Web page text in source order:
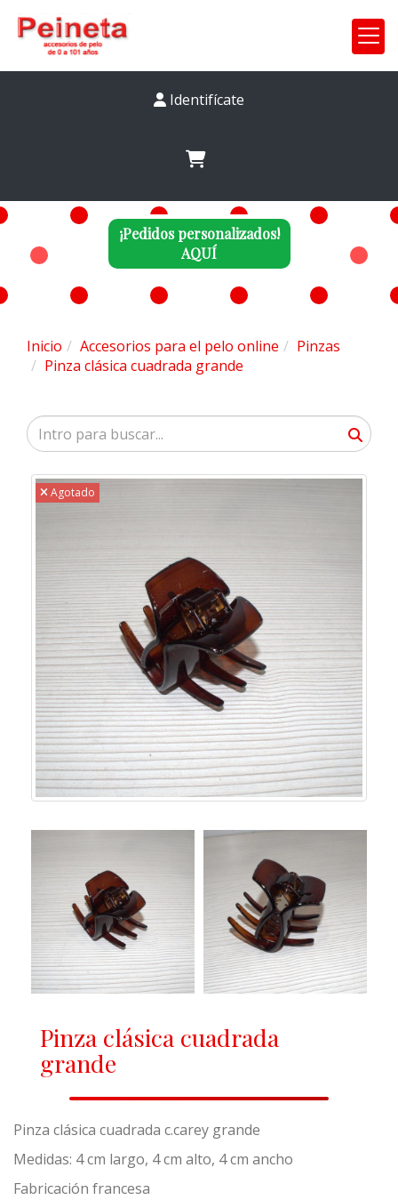
Identifícate
¡Pedidos personalizados!
AQUÍ
Inicio Accesorios para el pelo online
Pinzas
Pinza clásica cuadrada grande
Agotado
Pinza clásica cuadrada
grande
Pinza clásica cuadrada c.carey grande
Medidas: 4 cm largo, 4 cm alto, 4 cm ancho
Fabricación francesa